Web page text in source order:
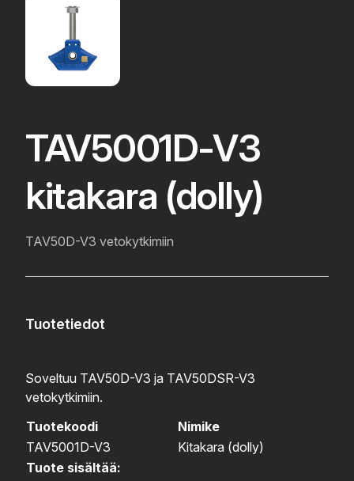
TAV5001D-V3
kitakara (dolly)
TAV50D-V3 vetokytkimiin
Tuotetiedot
Soveltuu TAV50D-V3 ja TAV50DSR-V3
vetokytkimiin.
Tuotekoodi
Nimike
TAV5001D-V3
Kitakara (dolly)
Tuote sisältää: